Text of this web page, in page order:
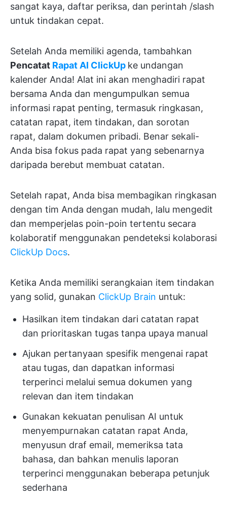
sangat kaya, daftar periksa, dan perintah /slash
untuk tindakan cepat.
Setelah Anda memiliki agenda, tambahkan
Pencatat Rapat AI ClickUp ke undangan
kalender Anda! Alat ini akan menghadiri rapat
bersama Anda dan mengumpulkan semua
informasi rapat penting, termasuk ringkasan,
catatan rapat, item tindakan, dan sorotan
rapat, dalam dokumen pribadi. Benar sekali-
Anda bisa fokus pada rapat yang sebenarnya
daripada berebut membuat catatan.
Setelah rapat, Anda bisa membagikan ringkasan
dengan tim Anda dengan mudah, lalu mengedit
dan memperjelas poin-poin tertentu secara
kolaboratif menggunakan pendeteksi kolaborasi
ClickUp Docs.
Ketika Anda memiliki serangkaian item tindakan
yang solid, gunakan ClickUp Brain untuk:
Hasilkan item tindakan dari catatan rapat
dan prioritaskan tugas tanpa upaya manual
Ajukan pertanyaan spesifik mengenai rapat
atau tugas, dan dapatkan informasi
terperinci melalui semua dokumen yang
relevan dan item tindakan
Gunakan kekuatan penulisan AI untuk
menyempurnakan catatan rapat Anda,
menyusun draf email, memeriksa tata
bahasa, dan bahkan menulis laporan
terperinci menggunakan beberapa petunjuk
sederhana